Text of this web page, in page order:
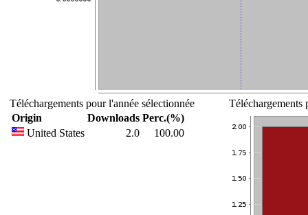
Téléchargements pour l'année sélectionnée
Origin
Downloads Perc.(%)
United States
2.0 100.00
Téléchargements